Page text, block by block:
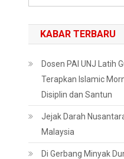
KABAR TERBARU
Dosen PAI UNJ Latih
Terapkan Islamic
Disiplin dan Santun
Jejak Darah
Malaysia
Di Gerbang Minyak